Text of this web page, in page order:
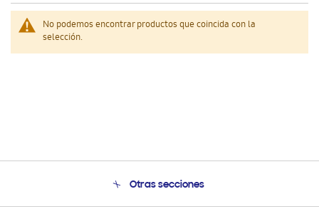
No podemos encontrar productos que coincida con la
selección.
Otras secciones